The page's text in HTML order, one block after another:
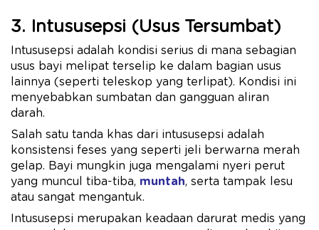
3. Intususepsi (Usus Tersumbat)
Intususepsi adalah kondisi serius di mana sebagian
usus bayi melipat terselip ke dalam bagian usus
lainnya (seperti teleskop yang terlipat). Kondisi ini
menyebabkan sumbatan dan gangguan aliran
darah.
Salah satu tanda khas dari intususepsi adalah
konsistensi feses yang seperti jeli berwarna merah
gelap. Bayi mungkin juga mengalami nyeri perut
yang muncul tiba-tiba, muntah, serta tampak lesu
atau sangat mengantuk.
Intususepsi merupakan keadaan darurat medis yang